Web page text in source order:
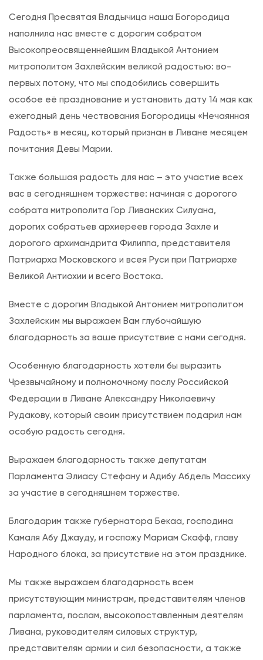
и
е
й
М
а
т
е
р
и
Н
е
ч
а
я
н
н
д
о
с
т
Сегодня Пресвятая Владычица наша Богородица
наполнила нас вместе с дорогим собратом
Высокопреосвященнейшим Владыкой Антонием
митрополитом Захлейским великой радостью: во-
первых потому, что мы сподобились совершить
особое её празднование и установить дату 14 мая как
ежегодный день чествования Богородицы «Нечаянная
Радость» в месяц, который признан в Ливане месяцем
почитания Девы Марии.
Также большая радость для нас – это участие всех
вас в сегодняшнем торжестве: начиная с дорогого
собрата митрополита Гор Ливанских Силуана,
дорогих собратьев архиереев города Захле и
дорогого архимандрита Филиппа, представителя
Патриарха Московского и всея Руси при Патриархе
Великой Антиохии и всего Востока.
Вместе с дорогим Владыкой Антонием митрополитом
Захлейским мы выражаем Вам глубочайшую
благодарность за ваше присутствие с нами сегодня.
Особенную благодарность хотели бы выразить
Чрезвычайному и полномочному послу Российской
Федерации в Ливане Александру Николаевичу
Рудакову, который своим присутствием подарил нам
особую радость сегодня.
Выражаем благодарность также депутатам
Парламента Элиасу Стефану и Адибу Абдель Массиху
за участие в сегодняшнем торжестве.
Благодарим также губернатора Бекаа, господина
Камаля Абу Джауду, и госпожу Мариам Скафф, главу
Народного блока, за присутствие на этом празднике.
Мы также выражаем благодарность всем
присутствующим министрам, представителям членов
парламента, послам, высокопоставленным деятелям
Ливана, руководителям силовых структур,
представителям армии и сил безопасности, а также